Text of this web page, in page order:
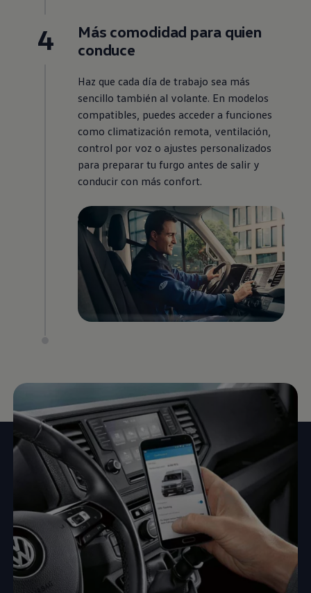
4
Más comodidad para quien
conduce
Haz que cada día de trabajo sea más
sencillo también al volante. En modelos
compatibles, puedes acceder a funciones
como climatización remota, ventilación,
control por voz o ajustes personalizados
para preparar tu furgo antes de salir y
conducir con más confort.